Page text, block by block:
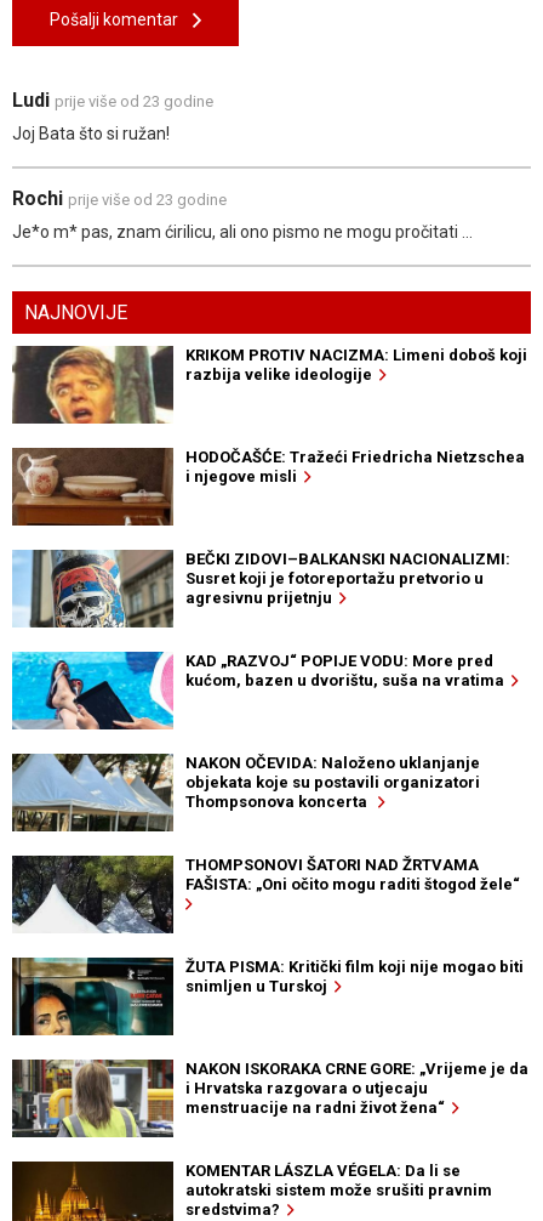
Pošalji komentar
Ludi prije više od 23 godine
Joj Bata što si ružan!
Rochi prije više od 23 godine
Je*o m* pas, znam ćirilicu, ali ono pismo ne mogu pročitati ...
NAJNOVIJE
KRIKOM PROTIV NACIZMA: Limeni doboš koji
razbija velike ideologije
HODOČAŠĆE: Tražeći Friedricha Nietzschea
i njegove misli
BEČKI ZIDOVI–BALKANSKI NACIONALIZMI:
Susret koji je fotoreportažu pretvorio u
agresivnu prijetnju
KAD „RAZVOJ“ POPIJE VODU: More pred
kućom, bazen u dvorištu, suša na vratima
NAKON OČEVIDA: Naloženo uklanjanje
objekata koje su postavili organizatori
Thompsonova koncerta
THOMPSONOVI ŠATORI NAD ŽRTVAMA
FAŠISTA: „Oni očito mogu raditi štogod žele“
ŽUTA PISMA: Kritički film koji nije mogao biti
snimljen u Turskoj
NAKON ISKORAKA CRNE GORE: „Vrijeme je da
i Hrvatska razgovara o utjecaju
menstruacije na radni život žena“
KOMENTAR LÁSZLA VÉGELA: Da li se
autokratski sistem može srušiti pravnim
sredstvima?